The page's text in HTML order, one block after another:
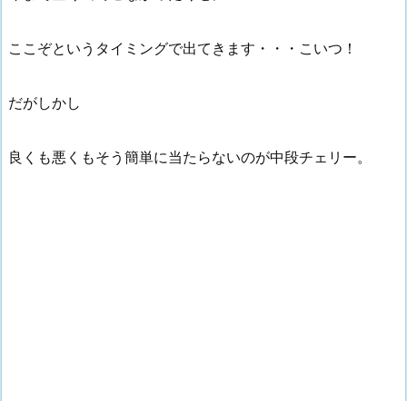
ここぞというタイミングで出てきます・・・こいつ！
だがしかし
良くも悪くもそう簡単に当たらないのが中段チェリー。